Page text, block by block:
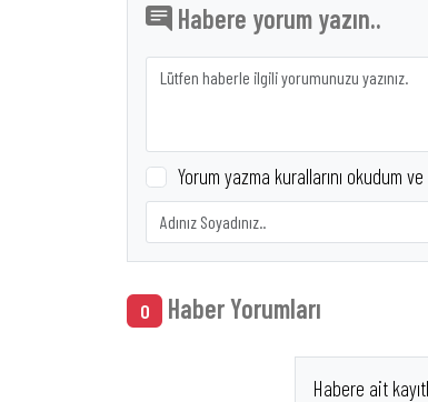
Habere yorum yazın..
Yorum yazma kurallarını okudum
0 Haber Yorumları
Habere ait